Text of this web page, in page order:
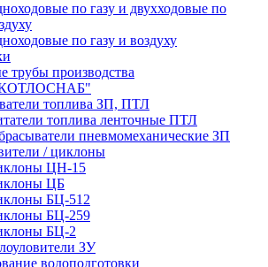
по газу и двухходовые по
по газу и воздуху
трубы производства
топлива ЗП, ПТЛ
топлива ленточные ПТЛ
пневмомеханические ЗП
/ циклоны
ЦН-15
ЦБ
БЦ-512
БЦ-259
БЦ-2
ЗУ
водоподготовки